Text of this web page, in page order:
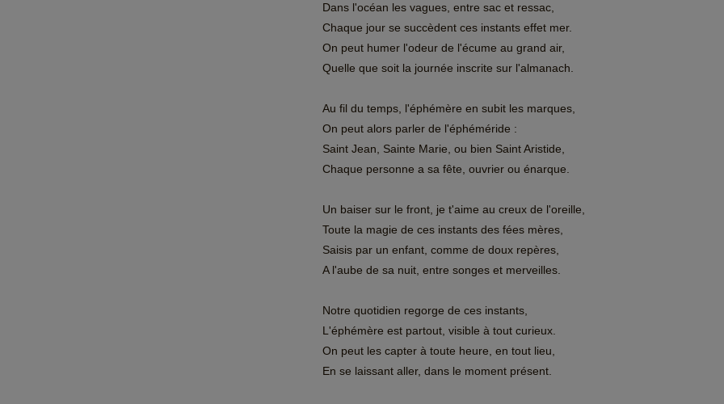
Dans l'océan les vagues, entre sac et ressac,
Chaque jour se succèdent ces instants effet mer.
On peut humer l'odeur de l'écume au grand air,
Quelle que soit la journée inscrite sur l'almanach.
Au fil du temps, l'éphémère en subit les marques,
On peut alors parler de l'éphéméride :
Saint Jean, Sainte Marie, ou bien Saint Aristide,
Chaque personne a sa fête, ouvrier ou énarque.
Un baiser sur le front, je t'aime au creux de l'oreille,
Toute la magie de ces instants des fées mères,
Saisis par un enfant, comme de doux repères,
A l'aube de sa nuit, entre songes et merveilles.
Notre quotidien regorge de ces instants,
L'éphémère est partout, visible à tout curieux.
On peut les capter à toute heure, en tout lieu,
En se laissant aller, dans le moment présent.